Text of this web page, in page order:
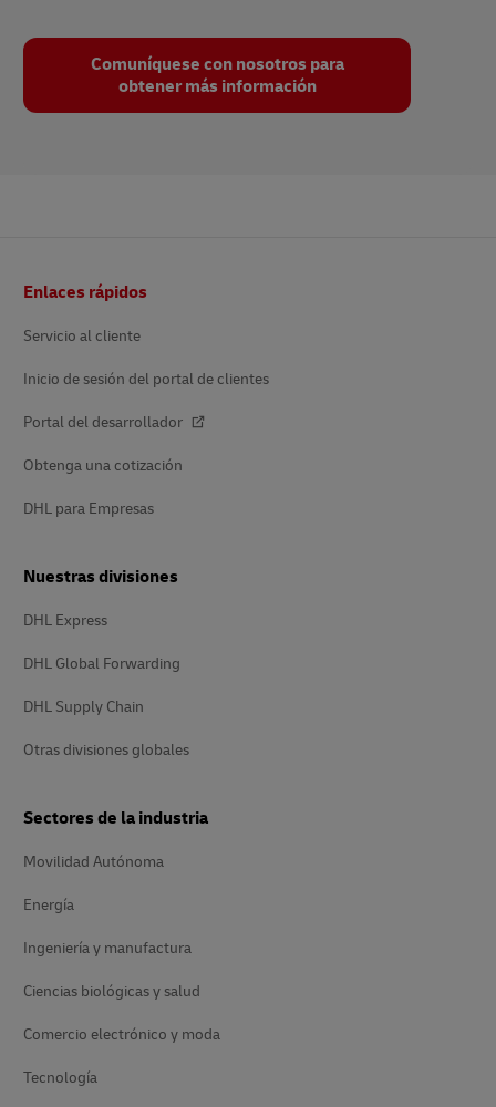
Comuníquese con nosotros para
obtener más información
de
Enlaces rápidos
Servicio al cliente
Inicio de sesión del portal de clientes
Portal del desarrollador
Obtenga una cotización
DHL para Empresas
Nuestras divisiones
DHL Express
DHL Global Forwarding
DHL Supply Chain
Otras divisiones globales
Sectores de la industria
Movilidad Autónoma
Energía
Ingeniería y manufactura
Ciencias biológicas y salud
Comercio electrónico y moda
Tecnología